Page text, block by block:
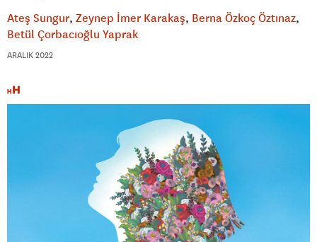
Ateş Sungur Zeynep İmer Karakaş Berna Özkoç Öztınaz
Betül Çorbacıoğlu Yaprak
ARALIK 2022